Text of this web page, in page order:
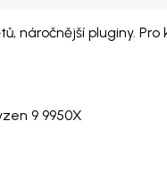
náročnější pluginy.
9 9950X